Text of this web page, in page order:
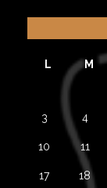
L M
3 4
10 11
17 18